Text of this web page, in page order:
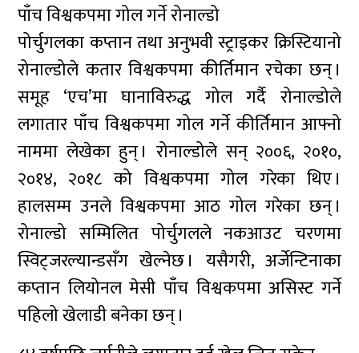
पाँच विश्वकपमा गोल गर्ने रोनाल्डो
पोर्चुगलका कप्तान तथा अनुभवी स्ट्राइकर क्रिस्टियानो
रोनाल्डोले कतार विश्वकपमा कीर्तिमान रचेका छन् ।
समूह ‘एच’मा घानाविरुद्ध गोल गर्दै रोनाल्डोले
लगातार पाँच विश्वकपमा गोल गर्ने कीर्तिमान आफ्नो
नाममा लेखेका हुन् । रोनाल्डोले सन् २००६, २०१०,
२०१४, २०१८ को विश्वकपमा गोल गरेका थिए ।
हालसम्म उनले विश्वकपमा आठ गोल गरेका छन् ।
रोनाल्डो सम्मिलित पोर्चुगलले नकआउट चरणमा
स्विट्जरल्यान्डसँग खेल्नेछ । यसैगरी, अर्जेन्टिनाका
कप्तान लियोनल मेसी पाँच विश्वकपमा असिस्ट गर्ने
पहिलो खेलाडी बनेका छन् ।